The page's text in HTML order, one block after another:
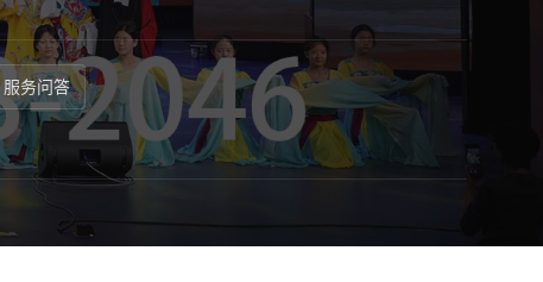
服务问答